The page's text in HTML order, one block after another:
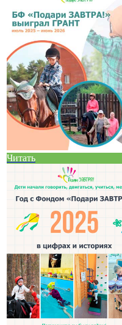
Читать